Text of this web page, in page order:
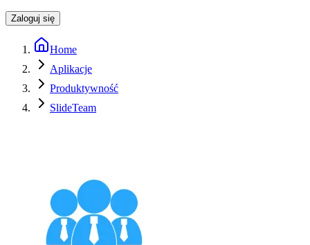
Zaloguj się
Home
Aplikacje
Produktywność
SlideTeam